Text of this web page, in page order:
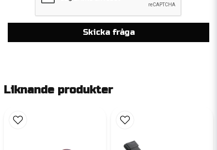
Skicka fråga
Liknande produkter